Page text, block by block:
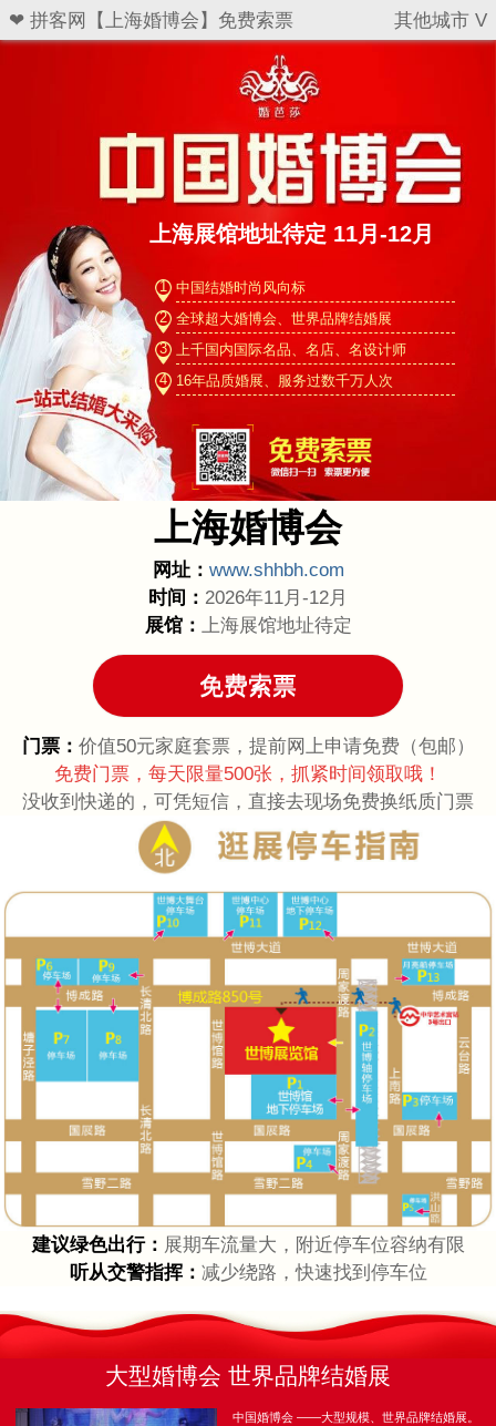
❤ 拼客网【上海婚博会】免费索票 其他城市 V
上海展馆地址待定 11月-12月
1 中国结婚时尚风向标
2 全球超大婚博会、世界品牌结婚展
3 上千国内国际名品、名店、名设计师
4
16年品质婚展、服务过数千万人次
上海婚博会
网址： www.shhbh.com
时间： 2026年11月-12月
展馆： 上海展馆地址待定
门票： 价值50元家庭套票，提前网上申请免费（包邮）
免费门票，每天限量500张，抓紧时间领取哦！
没收到快递的，可凭短信，直接去现场免费换纸质门票
建议绿色出行： 展期车流量大，附近停车位容纳有限
听从交警指挥： 减少绕路，快速找到停车位
大型婚博会 世界品牌结婚展
中国婚博会 ——大型规模、世界品牌结婚展。